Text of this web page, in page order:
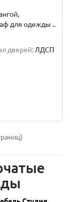
для одежды ..
дверей: ЛДСП